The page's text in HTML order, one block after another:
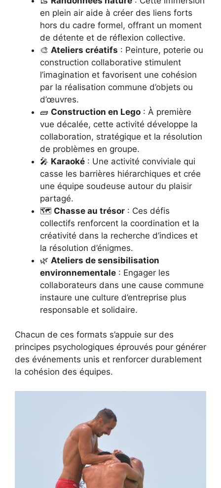
en plein air aide à créer des liens forts
hors du cadre formel, offrant un moment
de détente et de réflexion collective.
🎨 Ateliers créatifs : Peinture, poterie ou
construction collaborative stimulent
l’imagination et favorisent une cohésion
par la réalisation commune d’objets ou
d’œuvres.
🧱 Construction en Lego : À première
vue décalée, cette activité développe la
collaboration, stratégique et la résolution
de problèmes en groupe.
🎤 Karaoké : Une activité conviviale qui
casse les barrières hiérarchiques et crée
une équipe soudeuse autour du plaisir
partagé.
🗺️ Chasse au trésor : Ces défis
collectifs renforcent la coordination et la
créativité dans la recherche d’indices et
la résolution d’énigmes.
🌿 Ateliers de sensibilisation
environnementale : Engager les
collaborateurs dans une cause commune
instaure une culture d’entreprise plus
responsable et solidaire.
Chacun de ces formats s’appuie sur des
principes psychologiques éprouvés pour générer
des événements unis et renforcer durablement
la cohésion des équipes.